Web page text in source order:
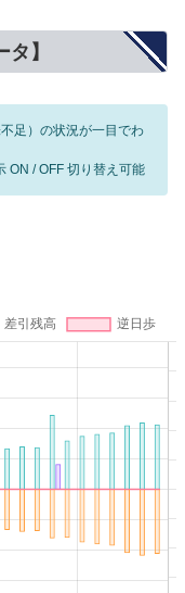
】
足）の状況が一目でわ
ON / OFF 切り替え可能